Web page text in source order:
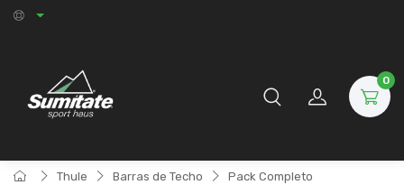
0
Thule Barras de Techo
Pack Completo